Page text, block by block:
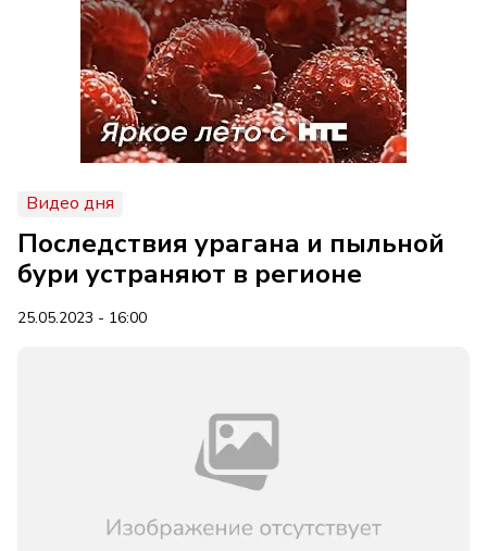
Видео дня
Последствия урагана и пыльной
бури устраняют в регионе
25.05.2023 - 16:00